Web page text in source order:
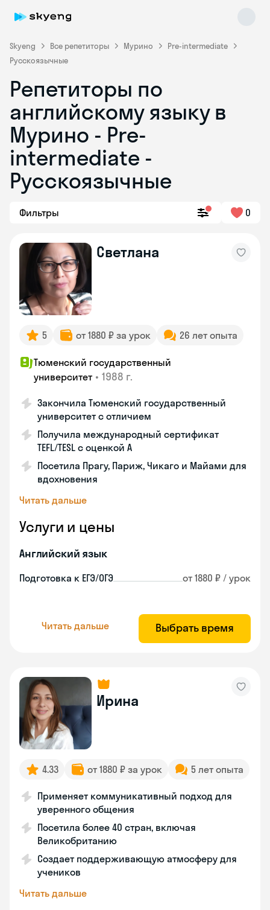
Skyeng Все репетиторы Мурино
Pre-intermediate
Русскоязычные
Репетиторы по
английскому языку в
Мурино - Pre-
intermediate -
Русскоязычные
Фильтры 0
Светлана
5 от 1880 ₽ за урок 26 лет опыта
Тюменский государственный
университет • 1988 г.
Закончила Тюменский государственный
университет с отличием
Получила международный сертификат
TEFL/TESL с оценкой A
Посетила Прагу, Париж, Чикаго и Майами для
вдохновения
Читать дальше
Услуги и цены
Английский язык
Подготовка к ЕГЭ/ОГЭ от 1880 ₽ / урок
Читать дальше Выбрать время
Ирина
4.33 от 1880 ₽ за урок 5 лет опыта
Применяет коммуникативный подход для
уверенного общения
Посетила более 40 стран, включая
Великобританию
Создает поддерживающую атмосферу для
учеников
Читать дальше
Skyeng Chat